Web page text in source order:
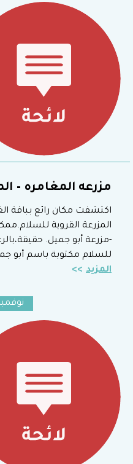
مزرعه المغامره –
اكتشفت مكان رائع بباقة
المزرعة القروية
-مزرعة أبو جميل.
للسلام مكتوبة باسم أبو
المزيد
نوفمبر 4,